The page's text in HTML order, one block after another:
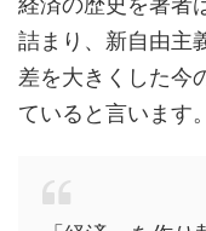
詰まり、新自由主
差を大きくした今
ていると言います。